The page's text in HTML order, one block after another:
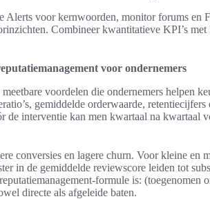
Alerts voor kernwoorden, monitor forums en
Combineer kwantitatieve KPI’s
voor ondernemers
voordelen die ondernemers helpen
gemiddelde orderwaarde,
de interventie kan men kwartaal na kwartaal
conversies en lagere churn. Voor kleine en
in de gemiddelde reviewscore leiden tot
formule is: (toegenomen
directe als afgeleide baten.